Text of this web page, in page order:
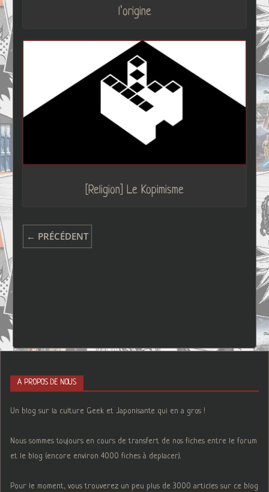
l’origine
[Religion] Le Kopimisme
← PRÉCÉDENT
A PROPOS DE NOUS
Un blog sur la culture Geek et Japonisante qui en a gros !
Nous sommes toujours en cours de transfert de nos fiches entre le forum
et le blog (encore environ 4000 fiches à deplacer).
Pour le moment, vous trouverez un peu plus de 3000 articles sur ce blog